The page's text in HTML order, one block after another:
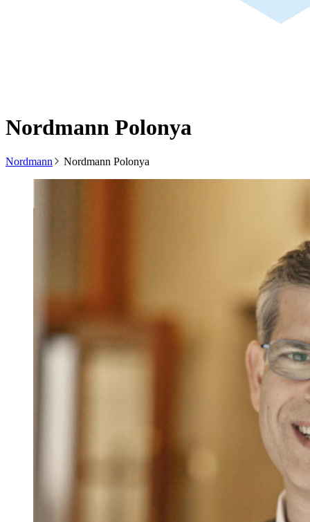
Nordmann Polonya
Nordmann Nordmann Polonya